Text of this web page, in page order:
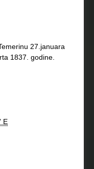
27.januara
1837. godine.
E